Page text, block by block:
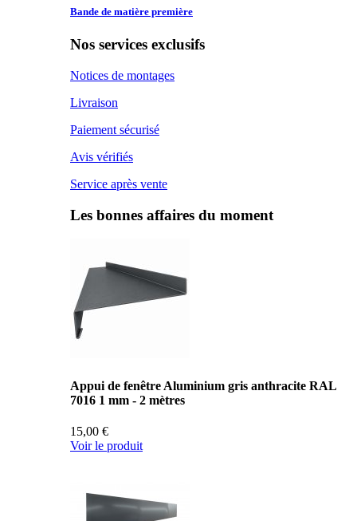
Bande de matière première
Nos services exclusifs
Notices de montages
Livraison
Paiement sécurisé
Avis vérifiés
Service après vente
Les bonnes affaires du moment
Appui de fenêtre Aluminium gris anthracite RAL
7016 1 mm - 2 mètres
15,00 €
Voir le produit